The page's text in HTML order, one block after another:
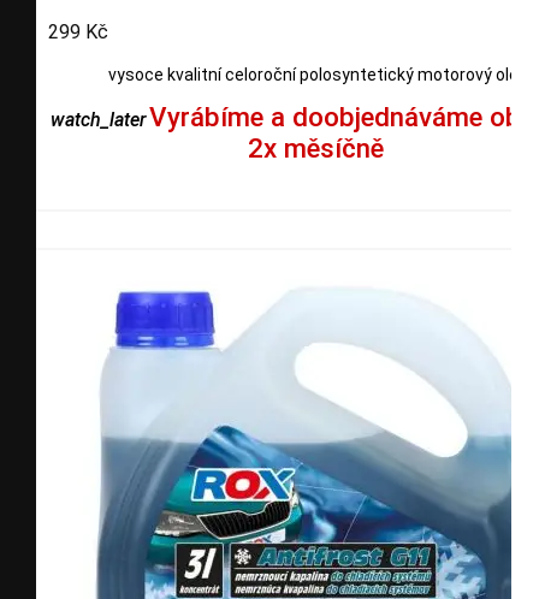
299 Kč
vysoce kvalitní celoroční polosyntetický motorový olej
watch_laterVyrábíme a doobjednáváme
2x měsíčně